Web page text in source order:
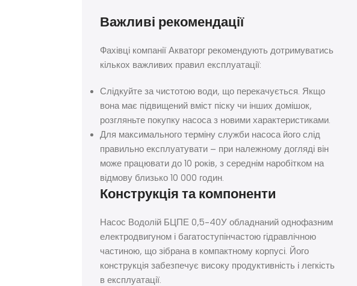
Важливі рекомендації
Фахівці компанії Акваторг рекомендують дотримуватись
кількох важливих правил експлуатації:
Слідкуйте за чистотою води, що перекачується. Якщо
вона має підвищений вміст піску чи інших домішок,
розгляньте покупку насоса з новими характеристиками.
Для максимального терміну служби насоса його слід
правильно експлуатувати – при належному догляді він
може працювати до 10 років, з середнім наробітком на
відмову близько 10 000 годин.
Конструкція та компоненти
Насос Водолій БЦПЕ 0,5-40У обладнаний однофазним
електродвигуном і багатоступінчастою гідравлічною
частиною, що зібрана в компактному корпусі. Його
конструкція забезпечує високу продуктивність і легкість
в експлуатації.